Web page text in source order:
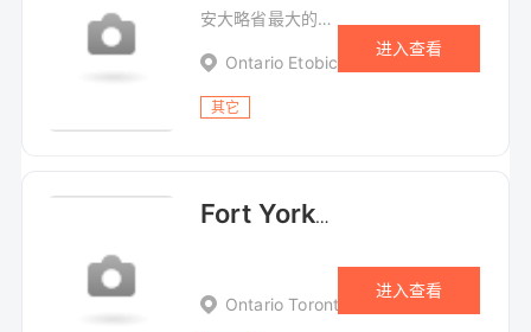
安大略省最大的室内游乐场。
Ontario Etobicoke 500 Rexdale Blvd
其它
进入查看
Fort York-黑夜之后
Ontario Toronto 250 Fort York
进入查看